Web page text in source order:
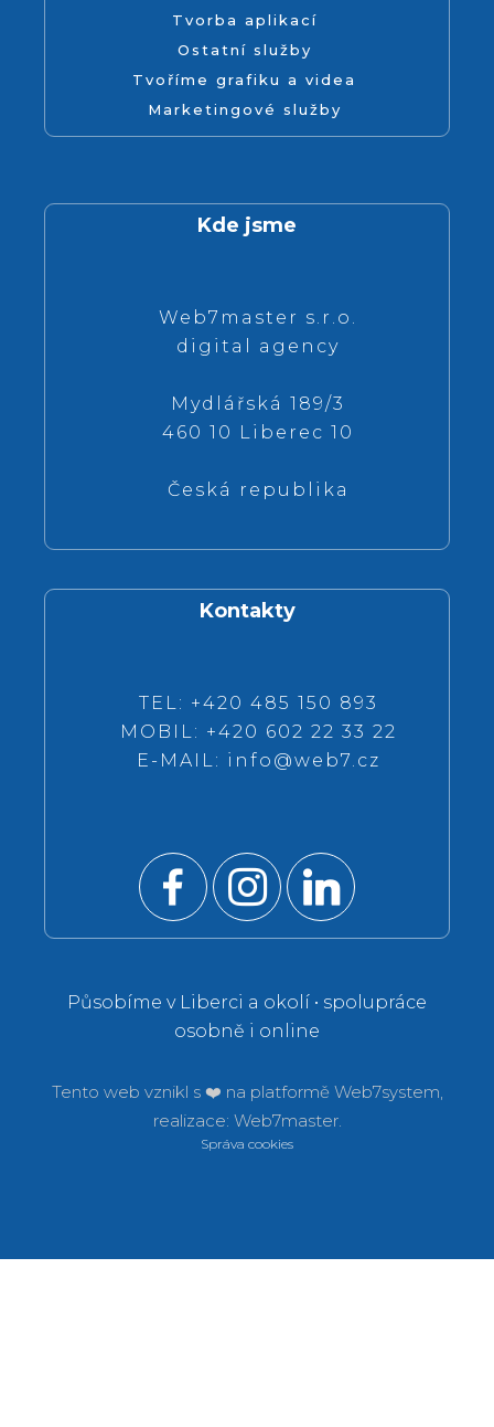
Tvorba aplikací
Ostatní služby
Tvoříme grafiku a videa
Marketingové služby
Kde jsme
Web7master s.r.o.
digital agency
Mydlářská 189/3
460 10 Liberec 10
Česká republika
Kontakty
TEL: +420 485 150 893
MOBIL: +420 602 22 33 22
E-MAIL: info@web7.cz
Působíme v Liberci a okolí • spolupráce
osobně i online
Tento web vznikl s ❤️ na platformě Web7system,
realizace: Web7master.
Správa cookies